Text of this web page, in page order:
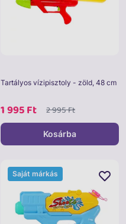
Tartályos vízipisztoly - zöld, 48 cm
1 995 Ft 2 995 Ft
Kosárba
Saját márkás